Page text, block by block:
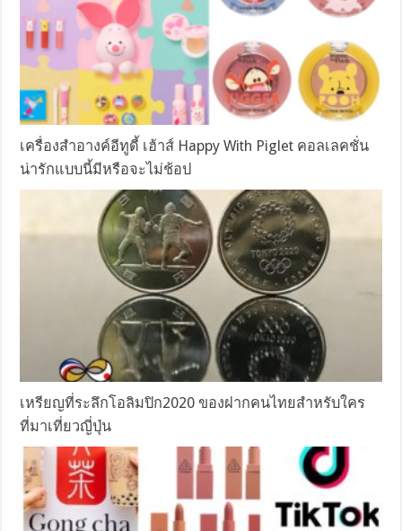
เครื่องสำอางค์อีทูดี้ เฮ้าส์ Happy With Piglet คอลเลคชั่น
น่ารักแบบนี้มีหรือจะไม่ช้อป
เหรียญที่ระลึกโอลิมปิก2020 ของฝากคนไทยสำหรับใคร
ที่มาเที่ยวญี่ปุ่น